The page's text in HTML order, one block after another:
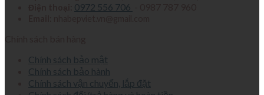
0972 556 706
Chính sách bảo mật
Chính sách bảo hành
Chính sách vận chuyển, lắp đặt